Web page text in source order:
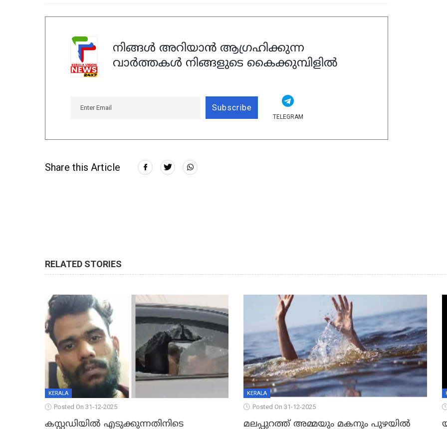
നിങ്ങൾ അറിയാൻ ആഗ്രഹിക്കുന്ന
വാർത്തകൾ നിങ്ങളുടെ കൈക്കുമ്പിളിൽ
Subscribe
TELEGRAM
Share this Article
RELATED STORIES
KERALA
Posted On 31-12-2025
കസ്റ്റഡിയിൽ എടുക്കുന്നതിനിടെ
KERALA
Posted On 31-12-2025
മലപ്പുറത്ത് അമ്മയും മകനും പുഴയിൽ